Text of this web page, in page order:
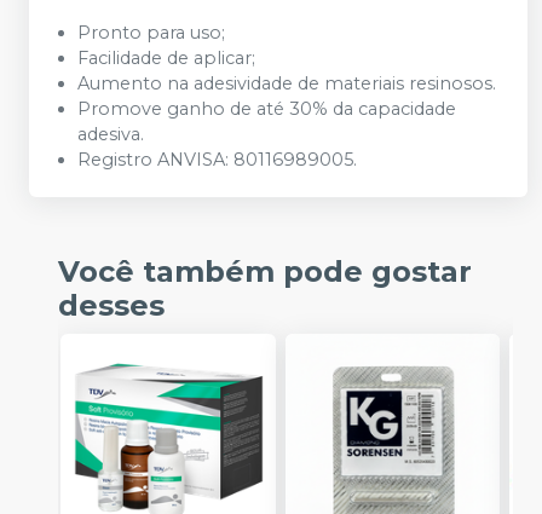
Pronto para uso;
Facilidade de aplicar;
Aumento na adesividade de materiais resinosos.
Promove ganho de até 30% da capacidade
adesiva.
Registro ANVISA: 80116989005.
Você também pode gostar
desses